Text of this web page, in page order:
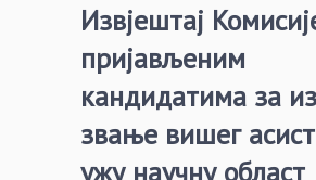
Извјештај
пријављеним
кандидатима за
звање вишег
ужу научну област